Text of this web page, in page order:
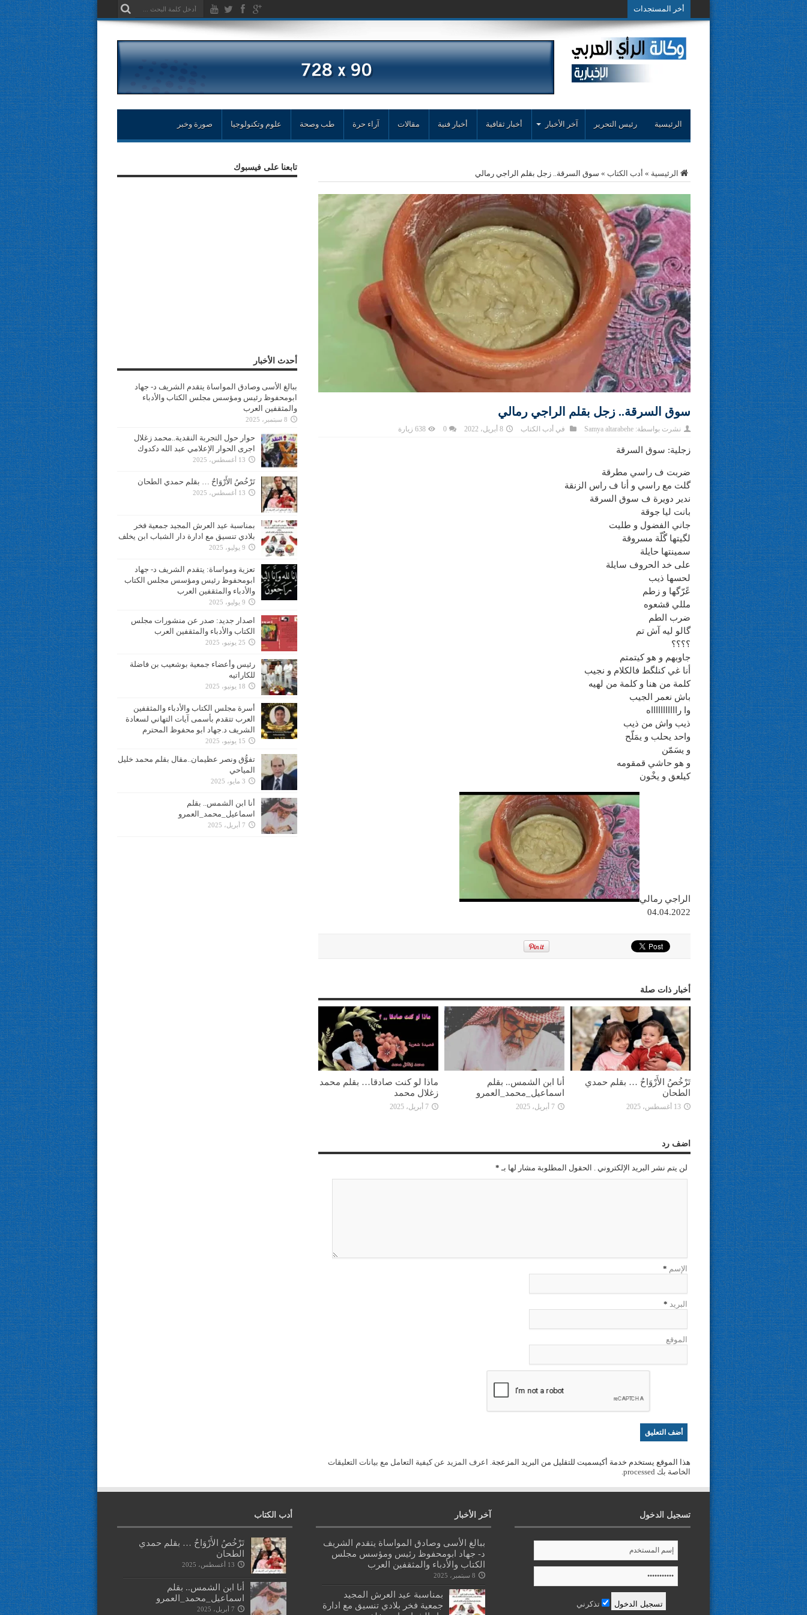
أخر المستجدات
الرئيسية رئيس التحرير آخر الأخبار أخبار ثقافية أخبار فنية مقالات آراء حرة طب وصحة علوم وتكنولوجيا صورة وخبر
الرئيسية » أدب الكتاب » سوق السرقة.. زجل بقلم الراجي رمالي
سوق السرقة.. زجل بقلم الراجي رمالي
نشرت بواسطة:Samya altarabehe في أدب الكتاب 8 أبريل، 2022 0 638 زيارة
زجلية: سوق السرقة
ضربت ف راسي مطرقة
گلت مع راسي و أنا ف راس الزنقة
ندير دويرة ف سوق السرقة
بانت ليا جوقة
جاني الفضول و طليت
لگيتها گُلّة مسروقة
سمينتها حايلة
على خد الحروف سايلة
لحسها ذيب
عًرّگها و زطم
مللي قشعوه
ضرب الطم
گالو ليه آش تم
؟؟؟؟
جاوبهم و هو كيتمتم
أنا غي كنلگط فالكلام و نجيب
كلمة من هنا و كلمة من لهيه
باش نعمر الجيب
وا راااااااااااه
ذيب واش من ذيب
واحد يحلب و يمَلّح
و يسَمّن
و هو حاشي قمقومه
كيلعق و يخْون
الراجي رمالي
04.04.2022
أخبار ذات صلة
تَرْخُصُ الأَرْوَاحُ … بقلم حمدي
الطحان
13 أغسطس، 2025
أنا ابن الشمس.. بقلم
اسماعيل_محمد_العمرو
7 أبريل، 2025
ماذا لو كنت صادقا… بقلم محمد
زغلال محمد
7 أبريل، 2025
اضف رد
لن يتم نشر البريد الإلكتروني . الحقول المطلوبة مشار لها بـ *
الإسم *
البريد *
الموقع
هذا الموقع يستخدم خدمة أكيسميت للتقليل من البريد المزعجة. اعرف المزيد عن كيفية التعامل مع بيانات التعليقات
الخاصة بك processed
.
تابعنا على فيسبوك
أحدث الأخبار
ببالغ الأسى وصادق المواساة يتقدم الشريف د- جهاد
ابومحفوظ رئيس ومؤسس مجلس الكتاب والأدباء
والمثقفين العرب
8 سبتمبر، 2025
حوار حول التجربة النقدية..محمد زغلال
اجرى الحوار الإعلامي عبد الله دكدوك
13 أغسطس، 2025
تَرْخُصُ الأَرْوَاحُ … بقلم حمدي الطحان
13 أغسطس، 2025
بمناسبة عيد العرش المجيد جمعية فخر
بلادي تنسيق مع ادارة دار الشباب ابن يخلف
9 يوليو، 2025
تعزية ومواساة: يتقدم الشريف د- جهاد
ابومحفوظ رئيس ومؤسس مجلس الكتاب
والأدباء والمثقفين العرب
9 يوليو، 2025
اصدار جديد: صدر عن منشورات مجلس
الكتاب والأدباء والمثقفين العرب
25 يونيو، 2025
رئيس وأعضاء جمعية بوشعيب بن فاضلة
للكاراتيه
18 يونيو، 2025
أسرة مجلس الكتاب والأدباء والمثقفين
العرب تتقدم بأسمى آيات التهاني لسعادة
الشريف د.جهاد ابو محفوظ المحترم
15 يونيو، 2025
تفوُّق ونصر عظيمان..مقال بقلم محمد خليل
المياحي
3 مايو، 2025
أنا ابن الشمس.. بقلم
اسماعيل_محمد_العمرو
7 أبريل، 2025
تسجيل الدخول
تذكرني
آخر الأخبار
ببالغ الأسى وصادق المواساة يتقدم الشريف
د- جهاد ابومحفوظ رئيس ومؤسس مجلس
الكتاب والأدباء والمثقفين العرب
8 سبتمبر، 2025
بمناسبة عيد العرش المجيد
جمعية فخر بلادي تنسيق مع ادارة
أدب الكتاب
تَرْخُصُ الأَرْوَاحُ … بقلم حمدي
الطحان
13 أغسطس، 2025
أنا ابن الشمس.. بقلم
اسماعيل_محمد_العمرو
7 أبريل، 2025